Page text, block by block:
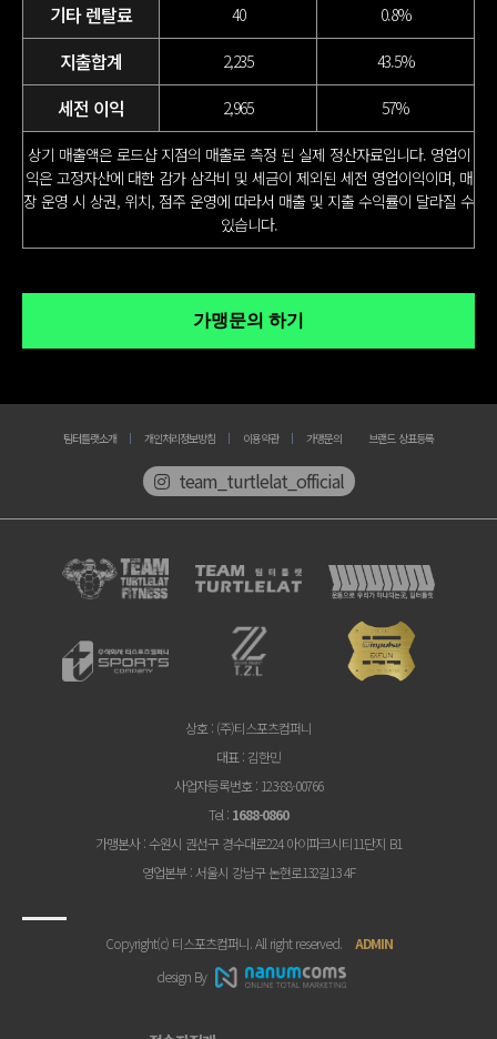
기타 렌탈료 40 0.8%
지출합계 2,235 43.5%
세전 이익 2,965 57%
상기 매출액은 로드샵 지점의 매출로 측정 된 실제 정산자료입니다.영업이
익은 고정자산에 대한 감가 삼각비 및 세금이 제외된 세전 영업이익이며,매
장 운영 시 상권, 위치, 점주 운영에 따라서 매출 및 지출 수익률이 달라질 수
있습니다.
팀터틀랫소개 개인처리정보방침 이용약관 가맹문의 브랜드 상표등록
team_turtlelat_official
상호 : (주)티스포츠컴퍼니
대표 : 김한민
사업자등록번호 : 123-88-00766
Tel : 1688-0860
가맹본사: 수원시 권선구 경수대로224 아이파크시티11단지 B1
영업본부: 서울시 강남구 논현로132길13 4F
Copyright(c) 티스포츠컴퍼니. All right reserved. ADMIN
design By